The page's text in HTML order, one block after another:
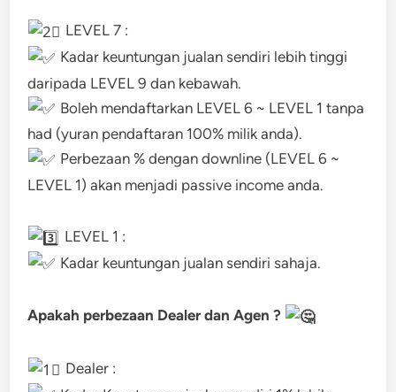
LEVEL 7 :
Kadar keuntungan jualan sendiri lebih tinggi
daripada LEVEL 9 dan kebawah.
Boleh mendaftarkan LEVEL 6 ~ LEVEL 1 tanpa
had (yuran pendaftaran 100% milik anda).
Perbezaan % dengan downline (LEVEL 6 ~
LEVEL 1) akan menjadi passive income anda.
LEVEL 1 :
Kadar keuntungan jualan sendiri sahaja.
Apakah perbezaan Dealer dan Agen ?
Dealer :